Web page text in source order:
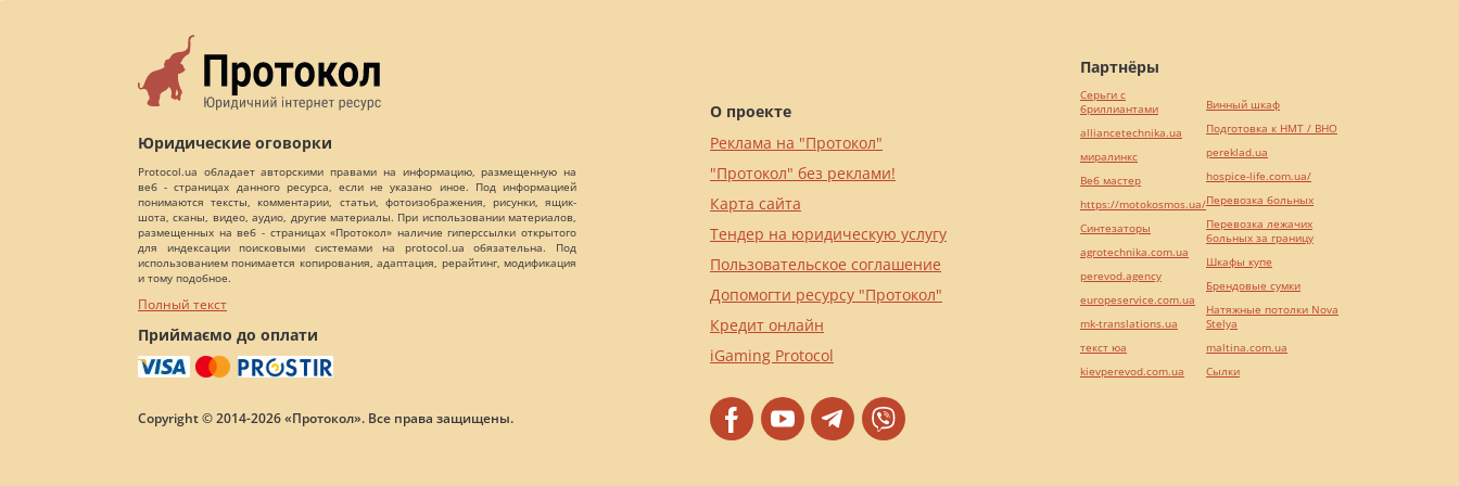
Юридические оговорки
Protocol.ua обладает авторскими правами на информацию, размещенную на
веб - страницах данного ресурса, если не указано иное. Под информацией
понимаются тексты, комментарии, статьи, фотоизображения, рисунки, ящик-
шота, сканы, видео, аудио, другие материалы. При использовании материалов,
размещенных на веб - страницах «Протокол» наличие гиперссылки открытого
для индексации поисковыми системами на protocol.ua обязательна. Под
использованием понимается копирования, адаптация, рерайтинг, модификация
и тому подобное.
Полный текст
Приймаємо до оплати
Copyright © 2014-2026 «Протокол». Все права защищены.
О проекте
Реклама на "Протокол"
"Протокол" без реклами!
Карта сайта
Тендер на юридическую услугу
Пользовательское соглашение
Допомогти ресурсу "Протокол"
Кредит онлайн
iGaming Protocol
Партнёры
Серьги с
бриллиантами
alliancetechnika.ua
миралинкс
Веб мастер
https://motokosmos.ua/
Синтезаторы
agrotechnika.com.ua
perevod.agency
europeservice.com.ua
mk-translations.ua
текст юа
kievperevod.com.ua
Винный шкаф
Подготовка к НМТ / ВНО
pereklad.ua
hospice-life.com.ua/
Перевозка больных
Перевозка лежачих
больных за границу
Шкафы купе
Брендовые сумки
Натяжные потолки Nova
Stelya
maltina.com.ua
Cылки